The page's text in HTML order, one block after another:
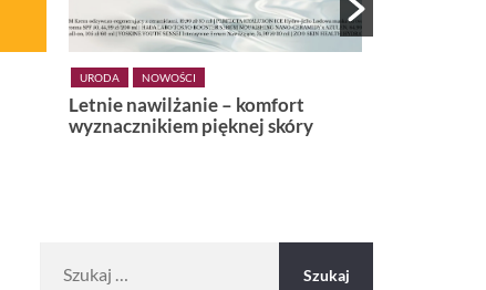
– komfort
pięknej skóry
Niebieska agawa – bohaterka
nowej, ultralekkiej linii. Cantu